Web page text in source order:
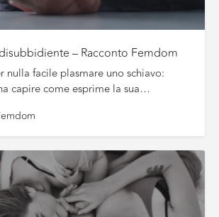
– Racconto Femdom
nulla facile plasmare uno schiavo:
capire come esprime la sua…